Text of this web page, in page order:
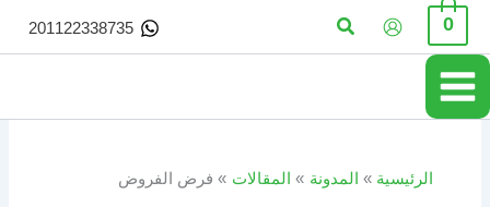
تخطي
المحتوى
0 البحث 201122338735
الرئيسية المدونة المقالات فرض الفروض